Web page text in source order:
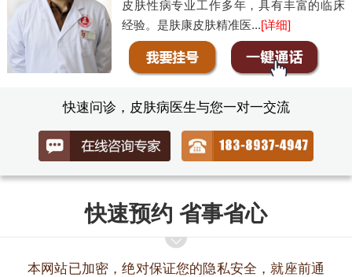
皮肤性病专业工作多年，具有丰富的临床
经验。是肤康皮肤精准医...[详细]
快速问诊，皮肤病医生与您一对一交流
快速预约 省事省心
本网站已加密，绝对保证您的隐私安全，就座前通